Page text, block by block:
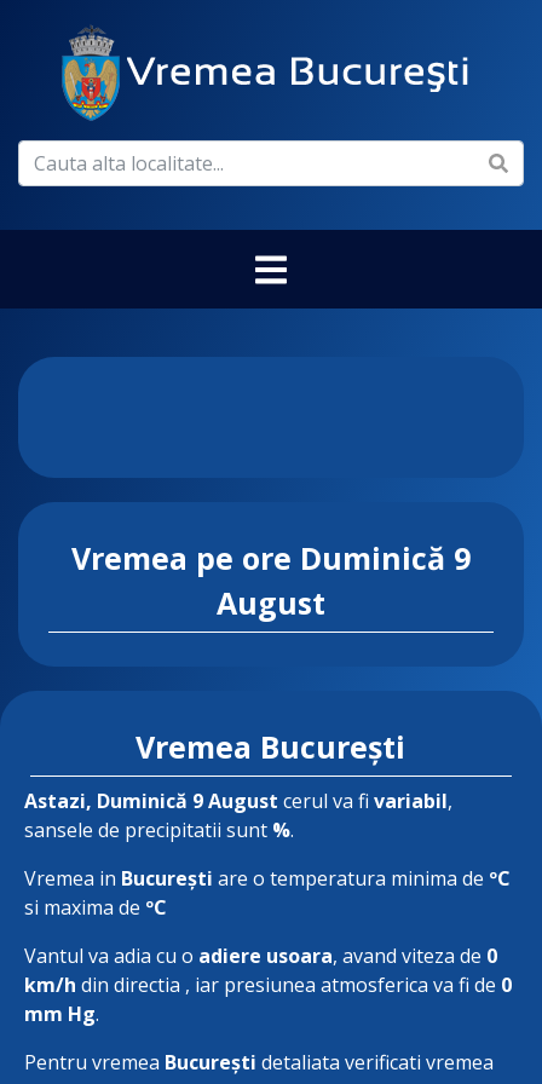
Vremea pe ore Duminică 9
August
Vremea București
Astazi, Duminică 9 August cerul va fi variabil,
sansele de precipitatii sunt %.
Vremea in București are o temperatura minima de ºC
si maxima de ºC
Vantul va adia cu o adiere usoara, avand viteza de 0
km/h din directia , iar presiunea atmosferica va fi de 0
mm Hg.
Pentru vremea București detaliata verificati vremea